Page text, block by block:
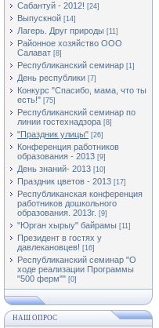
Сабантуй - 2012! [24]
Выпускной [14]
Лагерь. Друг природы [11]
Районное хозяйство ООО
Салават [8]
Республиканский семинар [1]
День республики [7]
Конкурс "Спасибо, мама, что ты
есть!" [75]
Республиканский семинар по
линии гостехнадзора [8]
"Праздник улицы" [26]
Конференция работников
образования - 2013 [9]
День знаний- 2013 [10]
Праздник цветов - 2013 [17]
Республиканская конференция
работников дошкольного
образования. 2013г. [9]
"Юрган хырыу" байрамы [11]
Президент в гостях у
давлекановцев! [16]
Республиканский семинар "О
ходе реализации Программы
"500 ферм"" [0]
НАШ ОПРОС